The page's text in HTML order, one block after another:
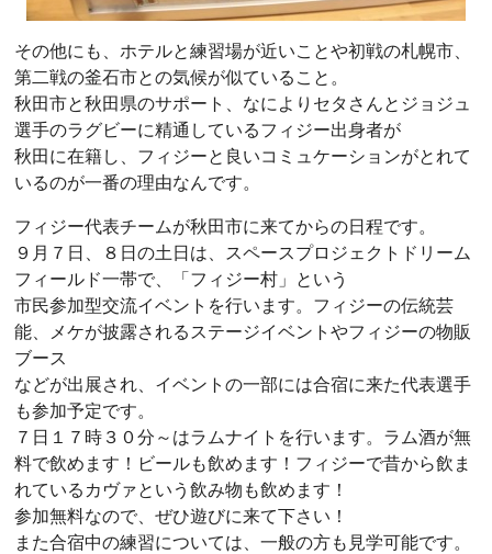
その他にも、ホテルと練習場が近いことや初戦の札幌市、
第二戦の釜石市との気候が似ていること。
秋田市と秋田県のサポート、なによりセタさんとジョジュ
選手のラグビーに精通しているフィジー出身者が
秋田に在籍し、フィジーと良いコミュケーションがとれて
いるのが一番の理由なんです。
フィジー代表チームが秋田市に来てからの日程です。
９月７日、８日の土日は、スペースプロジェクトドリーム
フィールド一帯で、「フィジー村」という
市民参加型交流イベントを行います。フィジーの伝統芸
能、メケが披露されるステージイベントやフィジーの物販
ブース
などが出展され、イベントの一部には合宿に来た代表選手
も参加予定です。
７日１７時３０分～はラムナイトを行います。ラム酒が無
料で飲めます！ビールも飲めます！フィジーで昔から飲ま
れているカヴァという飲み物も飲めます！
参加無料なので、ぜひ遊びに来て下さい！
また合宿中の練習については、一般の方も見学可能です。